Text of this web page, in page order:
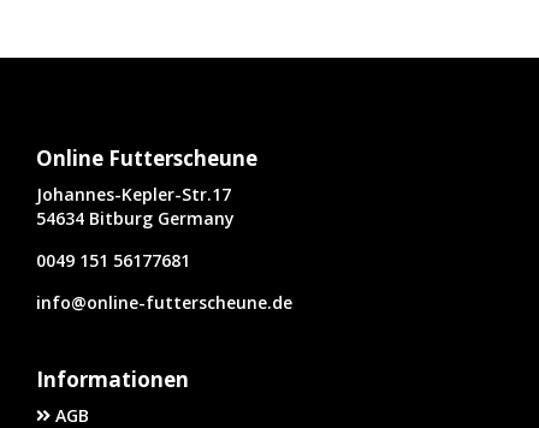
Online Futterscheune
Johannes-Kepler-Str.17
54634 Bitburg Germany
0049 151 56177681
info@online-futterscheune.de
Informationen
AGB